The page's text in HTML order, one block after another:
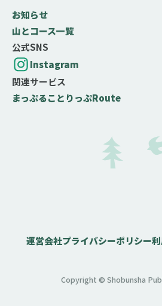
お知らせ
山とコース一覧
公式SNS
Instagram
関連サービス
まっぷることりっぷRoute
運営会社プライバシーポリシー
Copyright © Shobunsha